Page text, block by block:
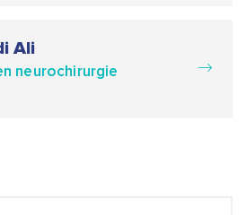
Ali
neurochirurgie